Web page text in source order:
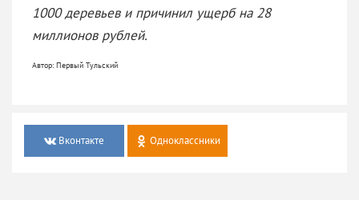
1000 деревьев и причинил ущерб на 28
миллионов рублей.
Автор: Первый Тульский
Вконтакте Одноклассники